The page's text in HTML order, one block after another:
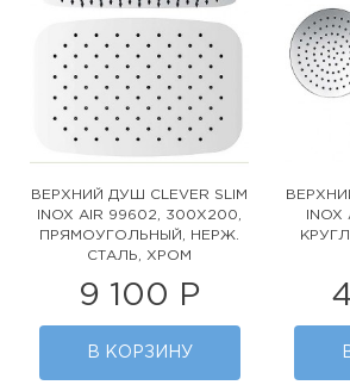
ВЕРХНИЙ ДУШ CLEVER SLIM
INOX AIR 99602, 300Х200,
ПРЯМОУГОЛЬНЫЙ, НЕРЖ.
СТАЛЬ, ХРОМ
9 100 Р
В КОРЗИНУ